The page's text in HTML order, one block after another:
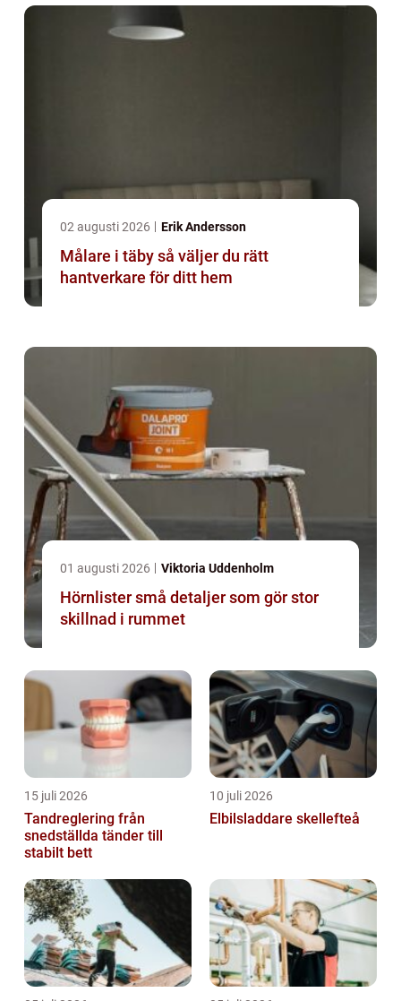
02 augusti 2026 Erik Andersson
Målare i täby så väljer du rätt
hantverkare för ditt hem
01 augusti 2026 Viktoria Uddenholm
Hörnlister små detaljer som gör stor
skillnad i rummet
15 juli 2026
Tandreglering från
snedställda tänder till
stabilt bett
10 juli 2026
Elbilsladdare skellefteå